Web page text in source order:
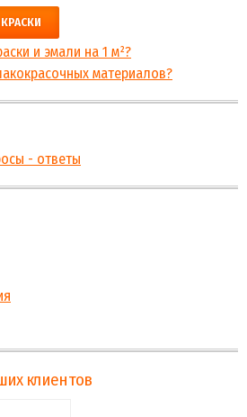
и эмали на 1 м²?
материалов?
- ответы
клиентов